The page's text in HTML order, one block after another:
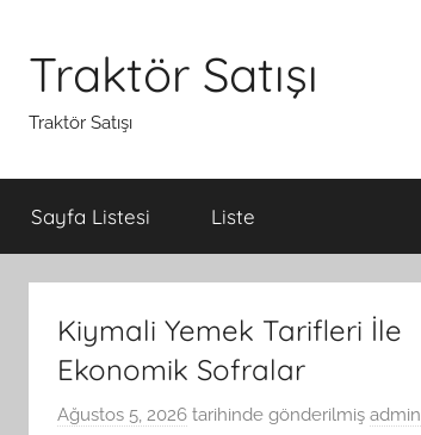
Traktör Satışı
Traktör Satışı
Sayfa Listesi Liste
Kiymali Yemek Tarifleri İle
Ekonomik Sofralar
Ağustos 5, 2026 tarihinde gönderilmiş admin